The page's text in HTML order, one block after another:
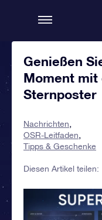
Genießen
Moment mit
Sternposter
Nachrichten
OSR-Leitfaden
Tipps & Geschenke
Diesen Artikel teilen: